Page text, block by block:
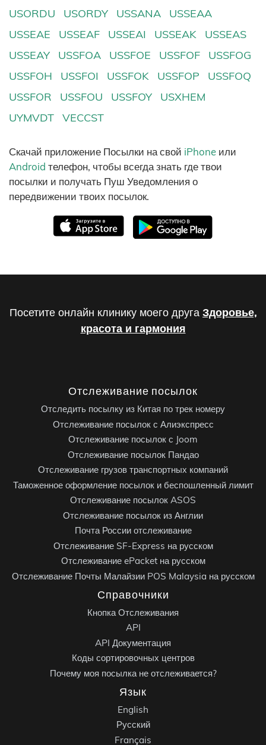
USORDU
USORDY USSANA
USSEAA
USSEAE
USSEAF USSEAI USSEAK
USSEAS
USSEAY
USSFOA USSFOE USSFOF
USSFOG
USSFOH
USSFOI USSFOK USSFOP
USSFOQ
USSFOR
USSFOU USSFOY
USXHEM
UYMVDT
VECCST
Скачай приложение Посылки на свой iPhone или
Android телефон, чтобы всегда знать где твои
посылки и получать Пуш Уведомления о
передвижении твоих посылок.
Посетите онлайн клинику моего друга Здоровье,
красота и гармония
Отслеживание посылок
Отследить посылку из Китая по трек номеру
Отслеживание посылок с Алиэкспресс
Отслеживание посылок с Joom
Отслеживание посылок Пандао
Отслеживание грузов транспортных компаний
Таможенное оформление посылок и беспошленный лимит
Отслеживание посылок ASOS
Отслеживание посылок из Англии
Почта России отслеживание
Отслеживание SF-Express на русском
Отслеживание ePacket на русском
Отслеживание Почты Малайзии POS Malaysia на русском
Справочники
Кнопка Отслеживания
API
API Документация
Коды сортировочных центров
Почему моя посылка не отслеживается?
Язык
English
Русский
Français